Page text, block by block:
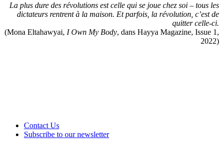
La plus dure des révolutions est celle qui se joue chez soi – tous les
dictateurs rentrent à la maison. Et parfois, la révolution, c’est de
quitter celle-ci.
(Mona Eltahawyai, I Own My Body, dans Hayya Magazine, Issue 1,
2022)
Contact Us
Subscribe to ournewsletter